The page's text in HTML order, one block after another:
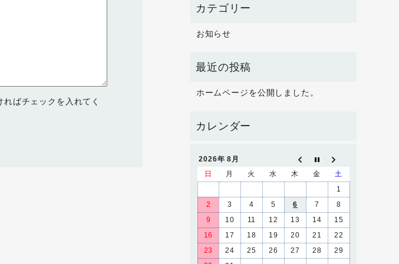
ばチェックを入れてく
お知らせ
ホームページを公開しました。
2026年 8月
日
月 火 水 木 金
土
1
2
3 4 5 6 7
8
9
10 11 12 13 14
15
16
17 18 19 20 21
22
23
24 25 26 27 28
29